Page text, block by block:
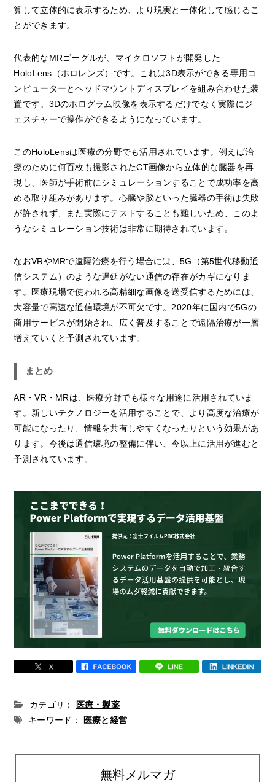
算して立体的に表示するため、より現実と一体化して感じるこ
とができます。
代表的なMRゴーグルが、マイクロソフトが開発した
HoloLens（ホロレンズ）です。これは3D表示ができる専用コ
ンピューターとヘッドマウントディスプレイを組み合わせた装
置です。3Dのホログラム映像を表示するだけでなく実際にジ
ェスチャーで操作ができるようになっています。
このHoloLensは医療の分野でも活用されています。例えば治
療のために何百枚も撮影されたCT画像から立体的な臓器を再
現し、医師が手術前にシミュレーションすることで成功率を高
める取り組みがあります。心臓や脳といった臓器の手術は失敗
が許されず、また実際にテストすることも難しいため、このよ
うなシミュレーション技術は非常に期待されています。
なおVRやMRで遠隔治療を行う場合には、5G（第5世代移動通
信システム）のような遅延がない通信の存在がカギになりま
す。医療現場で使われる高精細な画像を送受信するためには、
大容量で高速な通信環境が不可欠です。2020年に国内で5Gの
商用サービスが開始され、広く普及することで遠隔治療が一層
増えていくと予測されています。
まとめ
AR・VR・MRは、医療分野でも様々な用途に活用されていま
す。新しいテクノロジーを活用することで、より高度な治療が
可能になったり、情報を共有しやすくなったりという効果があ
ります。今後は通信環境の整備に伴い、今以上に活用が進むと
予測されています。
カテゴリ：
医療・製薬
キーワード：
医療と経営
無料メルマガ